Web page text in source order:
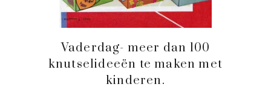
Vaderdag- meer dan 100
knutselideeën te maken met
kinderen.